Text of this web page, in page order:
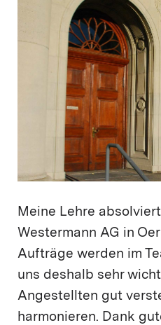
Meine Lehre
Westermann AG in
Aufträge werden im
uns deshalb sehr
Angestellten gut
harmonieren. Dank